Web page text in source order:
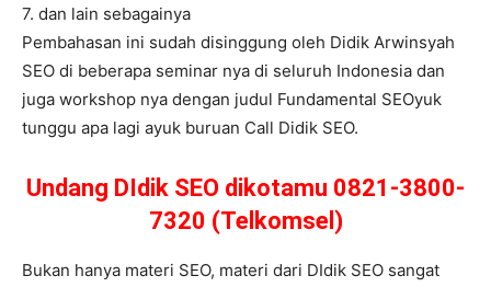
7. dan lain sebagainya
Pembahasan ini sudah disinggung oleh Didik Arwinsyah
SEO di beberapa seminar nya di seluruh Indonesia dan
juga workshop nya dengan judul Fundamental SEOyuk
tunggu apa lagi ayuk buruan Call Didik SEO.
Undang DIdik SEO dikotamu 0821-3800-
7320 (Telkomsel)
Bukan hanya materi SEO, materi dari DIdik SEO sangat